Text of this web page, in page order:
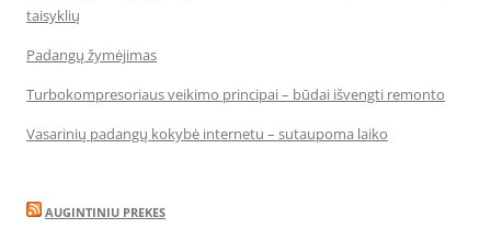
taisyklių
Padangų žymėjimas
Turbokompresoriaus veikimo principai – būdai išvengti remonto
Vasarinių padangų kokybė internetu – sutaupoma laiko
AUGINTINIU PREKES